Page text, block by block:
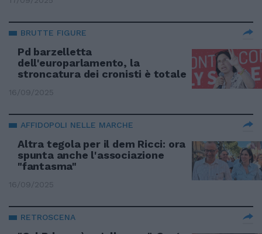
BRUTTE FIGURE
Pd barzelletta
dell'europarlamento, la
stroncatura dei cronisti è totale
16/09/2025
AFFIDOPOLI NELLE MARCHE
Altra tegola per il dem Ricci: ora
spunta anche l'associazione
"fantasma"
16/09/2025
RETROSCENA